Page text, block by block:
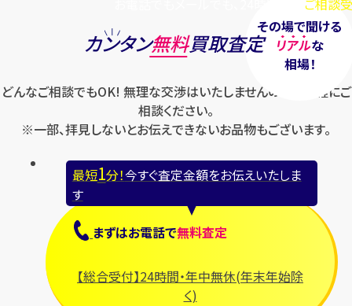
ご相談
その場で聞ける
リアルな
相場！
カンタン無料買取査定
どんなご相談でもOK! 無理な交渉はいたしませんのでお気軽にご
相談ください。
※一部、拝見しないとお伝えできないお品物もございます。
最短1分！今すぐ査定金額をお伝えいたしま
す
まずはお電話で無料査定
【総合受付】24時間・年中無休(年末年始除
く)